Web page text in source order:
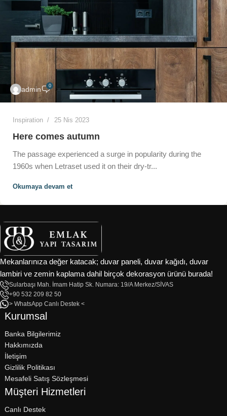
admin 0
Inspiration 25 Nis 2023
Here comes autumn
The passage experienced a surge in popularity during the
1960s when Letraset used it on their dry-tr...
Okumaya devam et
Mekanlarınıza değer katacak; duvar paneli, duvar kağıdı, duvar
lambiri ve zemin kaplama dahil birçok dekorasyon ürünü burada!
Sularbaşı Mah. İmam Hatip Sk. Numara: 19/A Merkez/SİVAS
+90 532 209 82 50
> WhatsApp Canlı Destek <
Kurumsal
Banka Bilgilerimiz
Hakkımızda
İletişim
Gizlilik Politikası
Mesafeli Satış Sözleşmesi
Müşteri Hizmetleri
Canlı Destek